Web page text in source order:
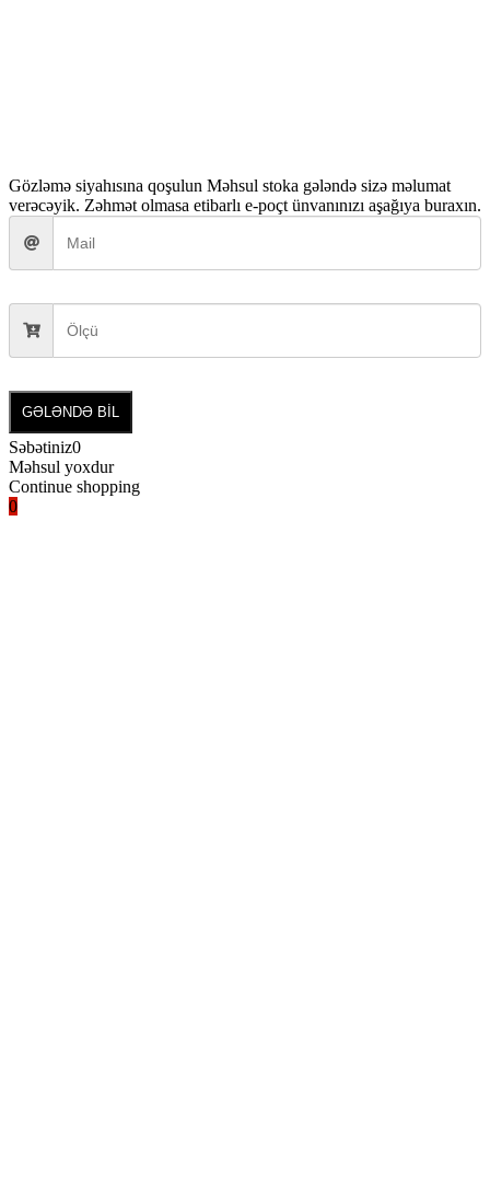
Gözləmə siyahısına qoşulun Məhsul stoka gələndə sizə məlumat
verəcəyik. Zəhmət olmasa etibarlı e-poçt ünvanınızı aşağıya buraxın.
GƏLƏNDƏ BİL
Səbətiniz0
Məhsul yoxdur
Continue shopping
0